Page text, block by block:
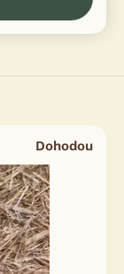
Dohodou